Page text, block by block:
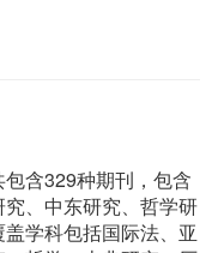
含329种期刊，包含
、中东研究、哲学研
学科包括国际法、亚